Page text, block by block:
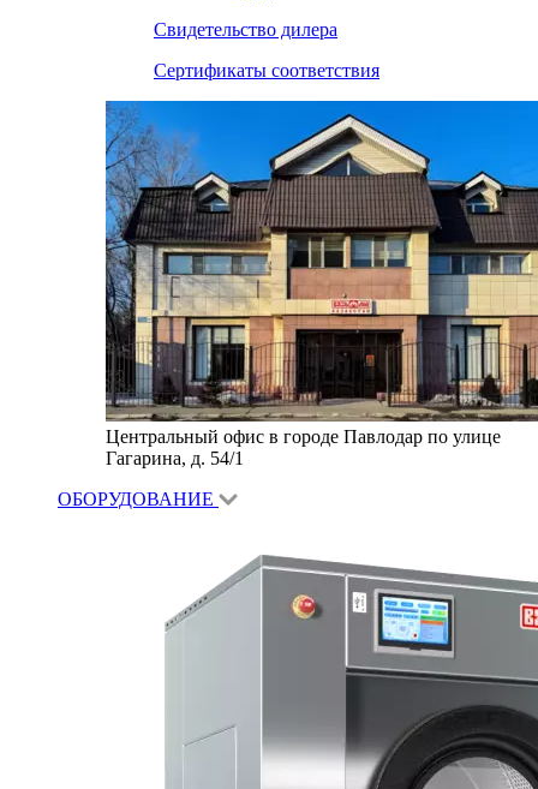
Свидетельство дилера
Сертификаты соответствия
Центральный офис в городе Павлодар по улице
Гагарина, д. 54/1
ОБОРУДОВАНИЕ